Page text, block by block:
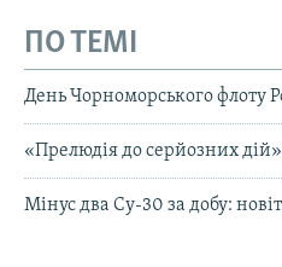
ПО ТЕМІ
День Чорноморського флоту
«Прелюдія до серйозних
Мінус два Су-30 за добу: